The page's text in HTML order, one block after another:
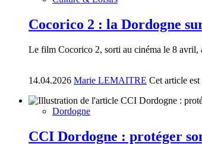
Cocorico 2 : la Dordogne
Le film Cocorico 2, sorti au cinéma le 8 avril,
14.04.2026 Marie LEMAITRE Cet article est
Dordogne
CCI Dordogne : protéger